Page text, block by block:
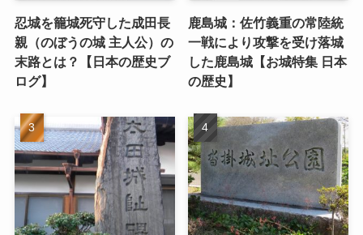
忍城を籠城死守した成田長
親（のぼうの城 主人公）の
末路とは？【日本の歴史ブ
ログ】
鹿島城：佐竹義重の常陸統
一戦により攻撃を受け落城
した鹿島城【お城特集 日本
の歴史】